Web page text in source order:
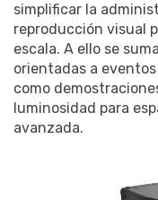
simplificar la
reproducción visual
escala. A ello se
orientadas a
como
luminosidad para
avanzada.